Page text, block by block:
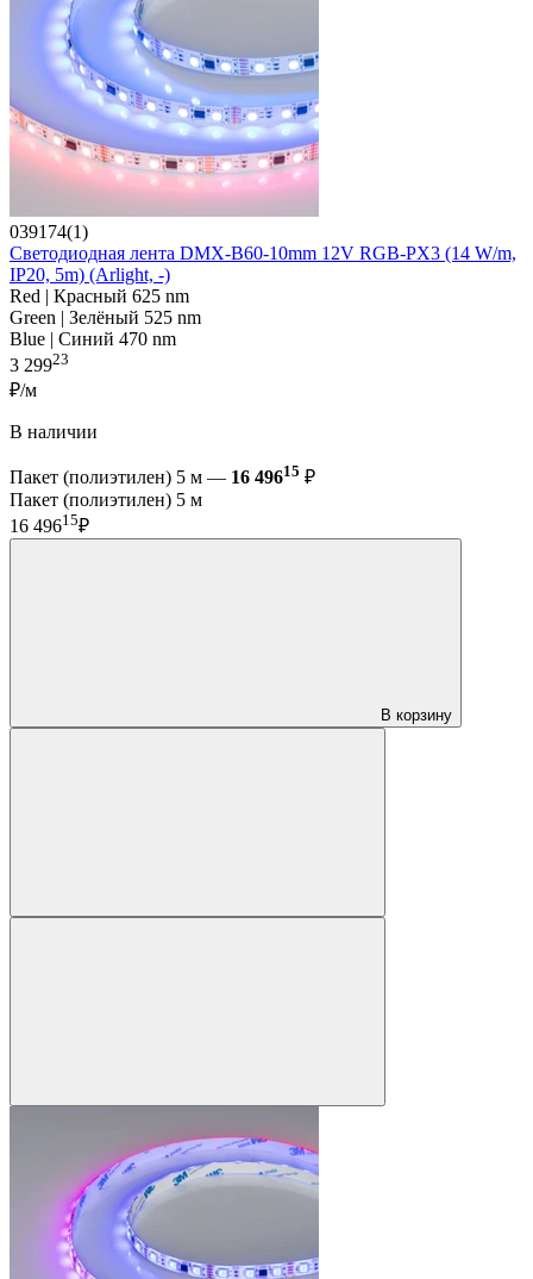
039174(1)
Светодиодная лента DMX-B60-10mm 12V RGB-PX3 (14 W/m,
IP20, 5m) (Arlight, -)
Red | Красный 625 nm
Green | Зелёный 525 nm
Blue | Синий 470 nm
3 29923
₽/м
В наличии
Пакет (полиэтилен) 5 м — 16 49615 ₽
Пакет (полиэтилен) 5 м
16 49615₽
В корзину